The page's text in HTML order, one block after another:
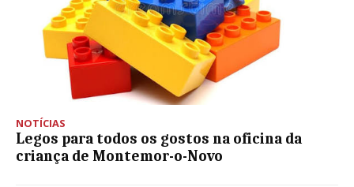
NOTÍCIAS
Legos para todos os gostos na oficina da
criança de Montemor-o-Novo